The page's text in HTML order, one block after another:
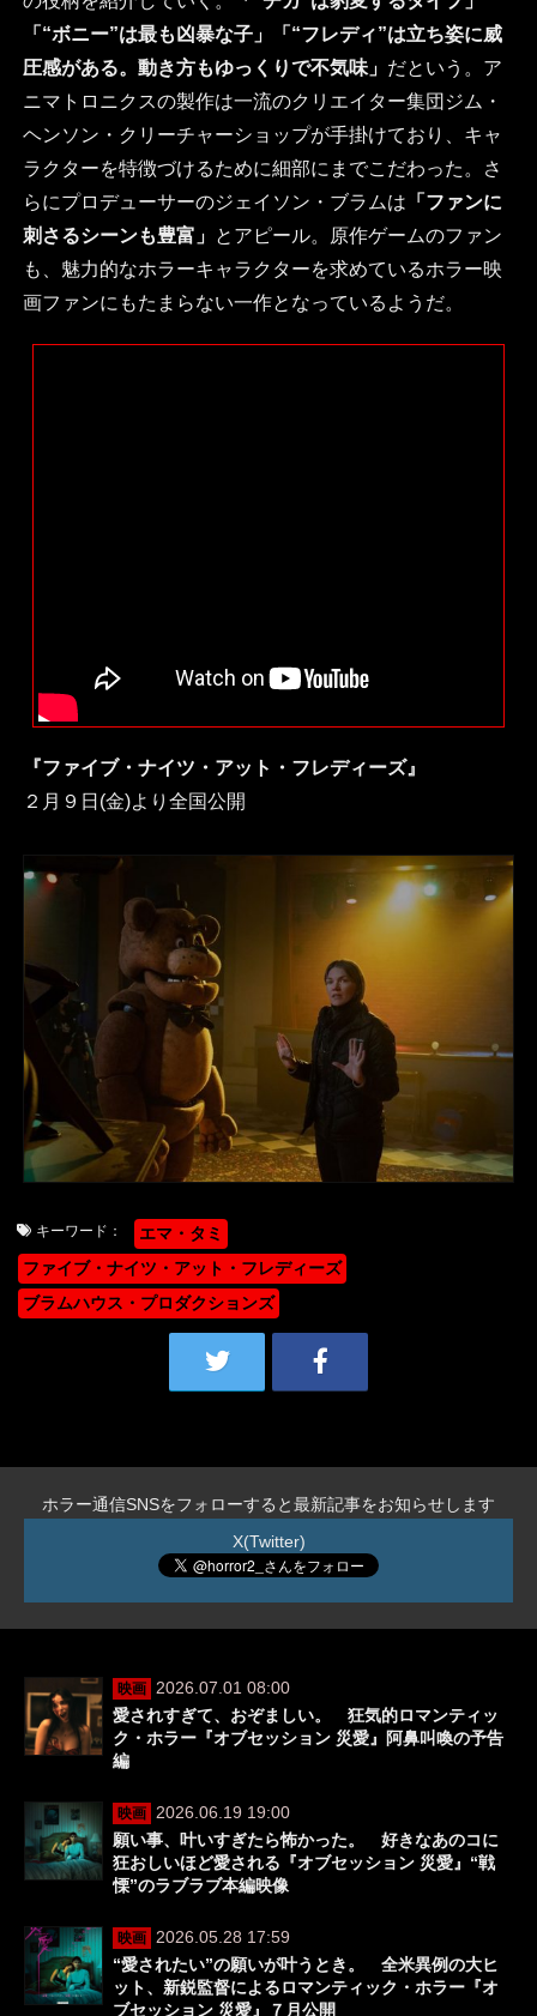
「“ボニー”は最も凶暴な子」「“フレディ”は立ち姿に威
圧感がある。動き方もゆっくりで不気味」 だという。ア
ニマトロニクスの製作は一流のクリエイター集団ジム・
ヘンソン・クリーチャーショップが手掛けており、キャ
ラクターを特徴づけるために細部にまでこだわった。さ
らにプロデューサーのジェイソン・ブラムは 「ファンに
刺さるシーンも豊富」 とアピール。原作ゲームのファン
も、魅力的なホラーキャラクターを求めているホラー映
画ファンにもたまらない一作となっているようだ。
『ファイブ・ナイツ・アット・フレディーズ』
２月９日(金)より全国公開
キーワード：
エマ・タミ
ファイブ・ナイツ・アット・フレディーズ
ブラムハウス・プロダクションズ
ホラー通信SNSをフォローすると最新記事をお知らせします
X(Twitter)
映画
2026.07.01 08:00
愛されすぎて、おぞましい。 狂気的ロマンティッ
ク・ホラー『オブセッション 災愛』阿鼻叫喚の予告
編
映画
2026.06.19 19:00
願い事、叶いすぎたら怖かった。 好きなあのコに
狂おしいほど愛される『オブセッション 災愛』“戦
慄”のラブラブ本編映像
映画
2026.05.28 17:59
“愛されたい”の願いが叶うとき。 全米異例の大ヒ
ット、新鋭監督によるロマンティック・ホラー『オ
ブセッション 災愛』７月公開